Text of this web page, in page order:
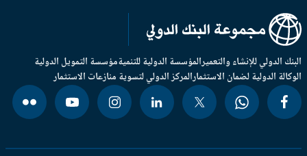
الدولي للإنشاء والتعميرالمؤسسة الدولية للتنميةمؤسسة التمويل الدولية
الدولية لضمان الاستثمارالمركز الدولي لتسوية منازعات الاستثمار